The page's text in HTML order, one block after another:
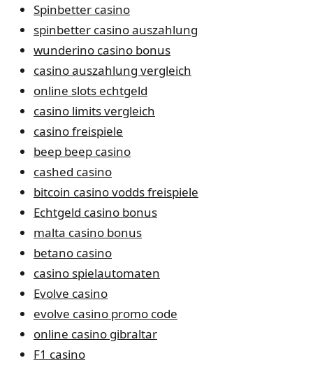
Spinbetter casino
spinbetter casino auszahlung
wunderino casino bonus
casino auszahlung vergleich
online slots echtgeld
casino limits vergleich
casino freispiele
beep beep casino
cashed casino
bitcoin casino vodds freispiele
Echtgeld casino bonus
malta casino bonus
betano casino
casino spielautomaten
Evolve casino
evolve casino promo code
online casino gibraltar
F1 casino